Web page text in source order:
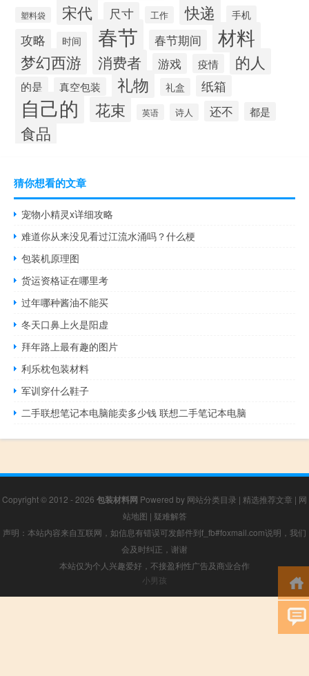
塑料袋 宋代 尺寸 工作 快递 手机
攻略 时间 春节 春节期间 材料
梦幻西游 消费者 游戏 疫情 的人
的是 真空包装 礼物 礼盒 纸箱
自己的 花束 英语 诗人 还不 都是
食品
猜你想看的文章
宠物小精灵x详细攻略
难道你从来没见看过江流水涌吗？什么梗
包装机原理图
货运资格证在哪里考
过年哪种酱油不能买
冬天口鼻上火是阳虚
拜年路上最有趣的图片
利乐枕包装材料
军训穿什么鞋子
二手联想笔记本电脑能卖多少钱 联想二手笔记本电脑
Copyright © 2012 - 2026 包装材料网 Powered by 网站分类目录 | 精选推荐文章 | 网
站地图 | 疑难解答
声明：本站内容来自互联网，如信息有错误可发邮件到f_fb#foxmail.com说明，我们
会及时纠正，谢谢
本站仅为个人兴趣爱好，不接盈利性广告及商业合作
小男孩